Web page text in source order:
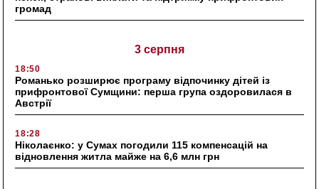
громад
3 серпня
18:50
Романько розширює програму відпочинку дітей із
прифронтової Сумщини: перша група оздоровилася в
Австрії
18:28
Ніколаєнко: у Сумах погодили 115 компенсацій на
відновлення житла майже на 6,6 млн грн